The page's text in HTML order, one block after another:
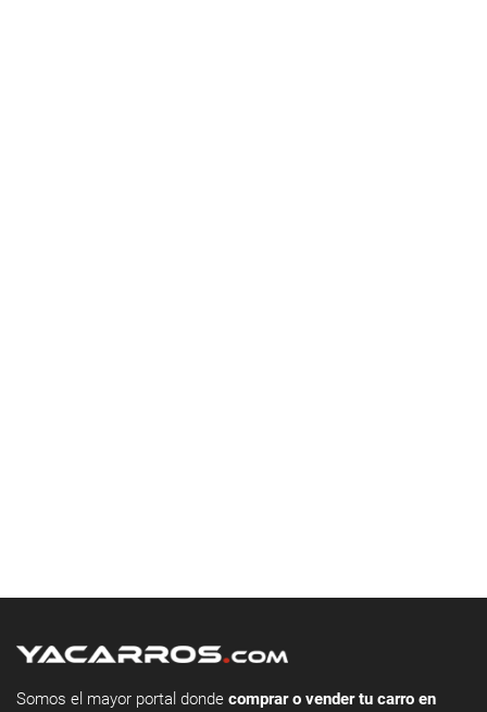
Somos el mayor portal donde comprar o vender tu carro en